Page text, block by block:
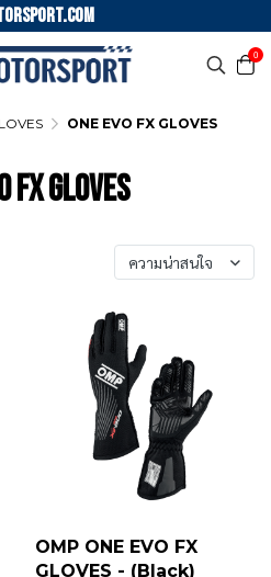
0
ONE EVO FX GLOVES
FX GLOVES
ความน่าสนใจ
OMP ONE EVO FX
GLOVES - (Black)